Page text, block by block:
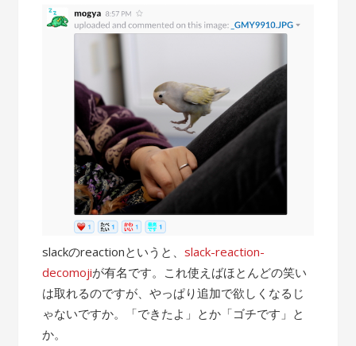
slackのreactionというと、slack-reaction-
decomojiが有名です。これ使えばほとんどの笑い
は取れるのですが、やっぱり追加で欲しくなるじ
ゃないですか。「できたよ」とか「ゴチです」と
か。